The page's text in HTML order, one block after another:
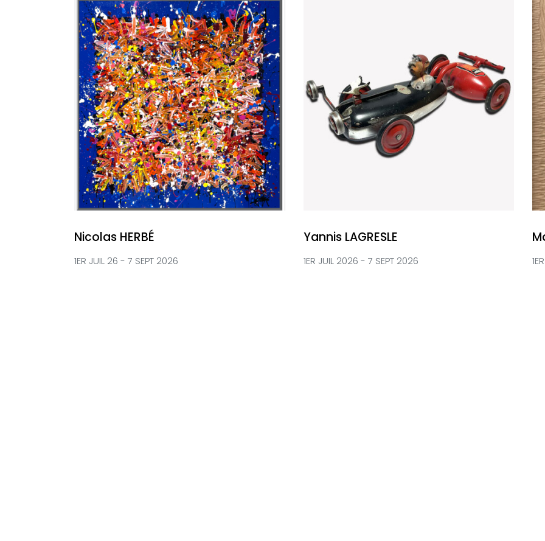
Nicolas HERBÉ
1ER JUIL 26 - 7 SEPT 2026
Yannis LAGRESLE
1ER JUIL 2026 - 7 SEPT 2026